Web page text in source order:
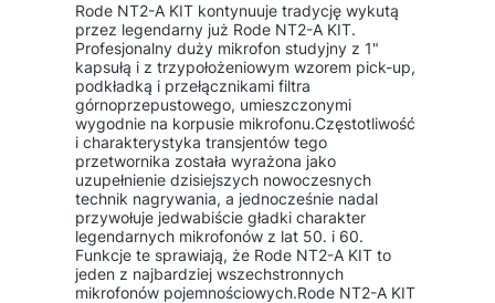
Rode NT2-A KIT kontynuuje tradycję wykutą
przez legendarny już Rode NT2-A KIT.
Profesjonalny duży mikrofon studyjny z 1"
kapsułą i z trzypołożeniowym wzorem pick-up,
podkładką i przełącznikami filtra
górnoprzepustowego, umieszczonymi
wygodnie na korpusie mikrofonu.Częstotliwość
i charakterystyka transjentów tego
przetwornika została wyrażona jako
uzupełnienie dzisiejszych nowoczesnych
technik nagrywania, a jednocześnie nadal
przywołuje jedwabiście gładki charakter
legendarnych mikrofonów z lat 50. i 60.
Funkcje te sprawiają, że Rode NT2-A KIT to
jeden z najbardziej wszechstronnych
mikrofonów pojemnościowych.Rode NT2-A KIT